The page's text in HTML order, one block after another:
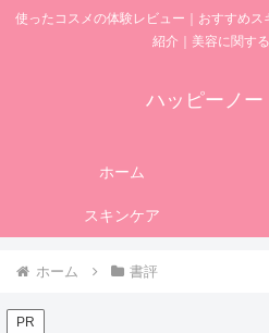
使ったコスメの体験レビュー｜おすすめ
紹介｜美容に関す
ハッピーノー
ホーム
スキンケア
ホーム 書評
PR